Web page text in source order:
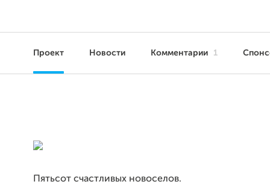
Проект Новости Комментарии 1
Пятьсот счастливых новоселов.